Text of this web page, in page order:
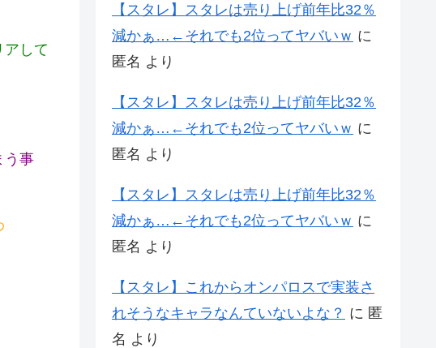
して
う事
【スタレ】スタレは売り上げ前年比32％
減かぁ…←それでも2位ってヤバいｗ に
匿名 より
【スタレ】スタレは売り上げ前年比32％
減かぁ…←それでも2位ってヤバいｗ に
匿名 より
【スタレ】スタレは売り上げ前年比32％
減かぁ…←それでも2位ってヤバいｗ に
匿名 より
【スタレ】これからオンパロスで実装さ
れそうなキャラなんていないよな？ に 匿
名 より